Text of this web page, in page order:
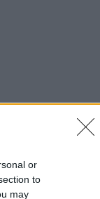
or
to
may